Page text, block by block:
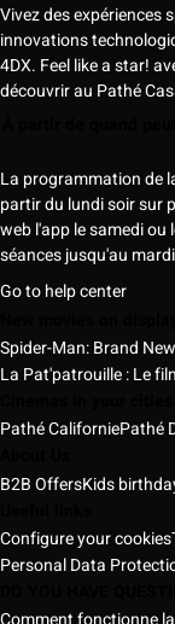
Vivez des expériences
innovations
4DX. Feel like a star!
découvrir au Pathé
La programmation de
partir du lundi soir sur
web l'app le samedi ou
séances jusqu'au
Go to help center
Spider-Man: Brand
La Pat'patrouille : Le
Pathé CaliforniePathé
B2B OffersKids
Configure your cookies
Personal Data